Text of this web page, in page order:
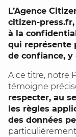
L’Agence
citizen-
à la
qui représente
de confiance,
A ce titre, notre
témoigne
respecter, au
les règles
des données